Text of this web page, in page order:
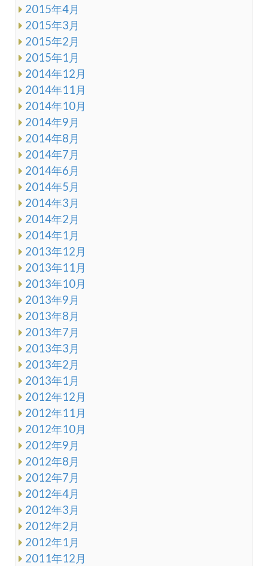
2015年4月
2015年3月
2015年2月
2015年1月
2014年12月
2014年11月
2014年10月
2014年9月
2014年8月
2014年7月
2014年6月
2014年5月
2014年3月
2014年2月
2014年1月
2013年12月
2013年11月
2013年10月
2013年9月
2013年8月
2013年7月
2013年3月
2013年2月
2013年1月
2012年12月
2012年11月
2012年10月
2012年9月
2012年8月
2012年7月
2012年4月
2012年3月
2012年2月
2012年1月
2011年12月